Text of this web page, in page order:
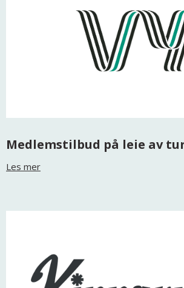
Medlemstilbud på leie av
Les mer